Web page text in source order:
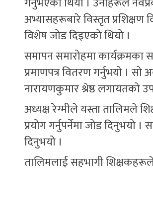
अभ्यासहरूबारे विस्तृत प्रशिक्षण
विशेष जोड दिइएको थियो ।
समापन समारोहमा कार्यक्रमका
प्रमाणपत्र वितरण गर्नुभयो ।
नारायणकुमार श्रेष्ठ लगायतको
अध्यक्ष रेग्मीले यस्ता तालिमले
प्रयोग गर्नुपर्नेमा जोड दिनुभयो
दिनुभयो ।
तालिमलाई सहभागी शिक्षकहरूले